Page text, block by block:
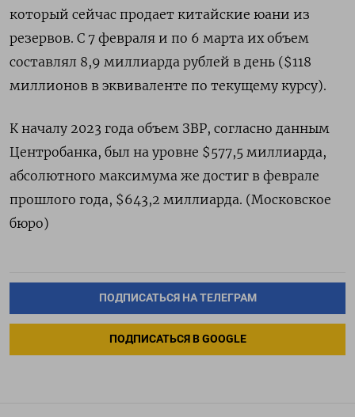
который сейчас продает китайские юани из
резервов. С 7 февраля и по 6 марта их объем
составлял 8,9 миллиарда рублей в день ($118
миллионов в эквиваленте по текущему курсу).
К началу 2023 года объем ЗВР, согласно данным
Центробанка, был на уровне $577,5 миллиарда,
абсолютного максимума же достиг в феврале
прошлого года, $643,2 миллиарда. (Московское
бюро)
ПОДПИСАТЬСЯ НА ТЕЛЕГРАМ
ПОДПИСАТЬСЯ В GOOGLE